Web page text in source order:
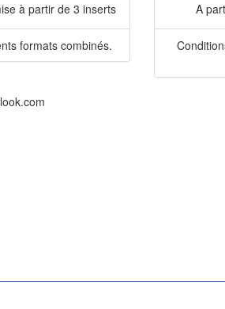
à partir de 3 inserts
formats combinés.
A